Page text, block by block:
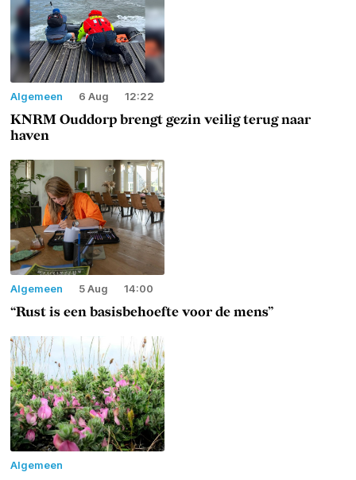
Algemeen 6 Aug 12:22
KNRM Ouddorp brengt gezin veilig terug naar
haven
Algemeen 5 Aug 14:00
“Rust is een basisbehoefte voor de mens”
Algemeen